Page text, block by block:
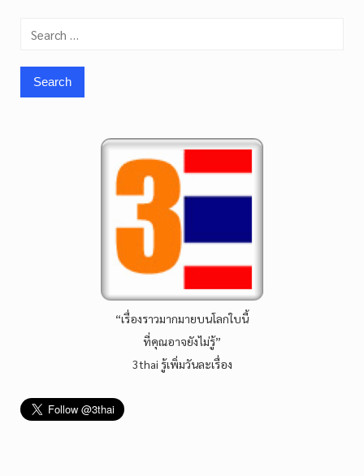
Search
“เรื่องราวมากมายบนโลกใบนี้
ที่คุณอาจยังไม่รู้”
3thai รู้เพิ่มวันละเรื่อง